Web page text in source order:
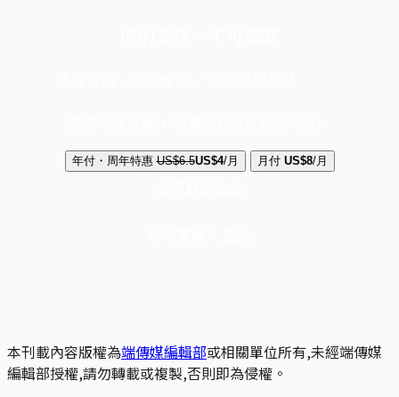
年付・周年特惠 US$6.5US$4/月 月付 US$8/月
本刊載內容版權為端傳媒編輯部或相關單位所有,未經端傳媒
編輯部授權,請勿轉載或複製,否則即為侵權。